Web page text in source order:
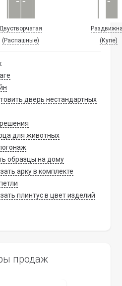
(Распашные)
(Купе)
дверь нестандартных
для животных
образцы на дому
арку в комплекте
плинтус в цвет изделий
продаж